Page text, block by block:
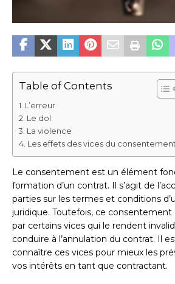
Table of Contents
L’erreur
Le dol
La violence
Les effets des vices du consentement
Le consentement est un élément
formation d’un contrat. Il s’agit de
parties sur les termes et conditions
juridique. Toutefois, ce
par certains vices qui le rendent
conduire à l’annulation du contrat. Il
connaître ces vices pour mieux les
vos intérêts en tant que contractant.